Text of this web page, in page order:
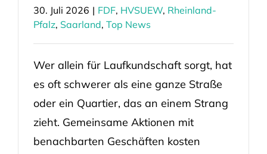
30. Juli 2026 | FDF, HVSUEW, Rheinland-
Pfalz, Saarland, Top News
Wer allein für Laufkundschaft sorgt, hat
es oft schwerer als eine ganze Straße
oder ein Quartier, das an einem Strang
zieht. Gemeinsame Aktionen mit
benachbarten Geschäften kosten